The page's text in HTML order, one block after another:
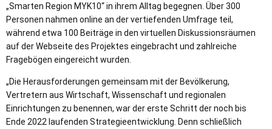
„Smarten Region MYK10“ in ihrem Alltag begegnen. Über 300
Personen nahmen online an der vertiefenden Umfrage teil,
während etwa 100 Beiträge in den virtuellen Diskussionsräumen
auf der Webseite des Projektes eingebracht und zahlreiche
Fragebögen eingereicht wurden.
„Die Herausforderungen gemeinsam mit der Bevölkerung,
Vertretern aus Wirtschaft, Wissenschaft und regionalen
Einrichtungen zu benennen, war der erste Schritt der noch bis
Ende 2022 laufenden Strategieentwicklung. Denn schließlich